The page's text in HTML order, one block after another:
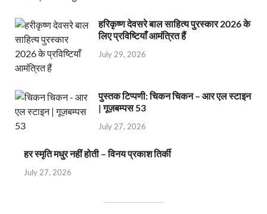
हरिकृष्ण देवसरे बाल साहित्य पुरस्कार 2026 के
लिए प्रविष्टियाँ आमंत्रित हैं
July 29, 2026
पुस्तक टिप्पणी: चिकन चिकन – आर एल स्टाइन
| गूज़बम्पस 53
July 27, 2026
हर स्मृति मधुर नहीं होती – विनय प्रकाश तिर्की
July 27, 2026